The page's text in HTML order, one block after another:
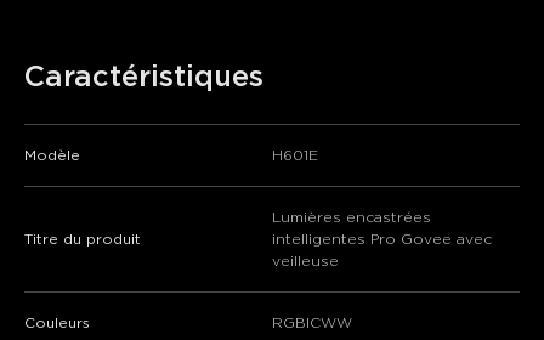
Caractéristiques
Modèle H601E
Titre du produit
Lumières encastrées
intelligentes Pro Govee avec
veilleuse
Couleurs RGBICWW